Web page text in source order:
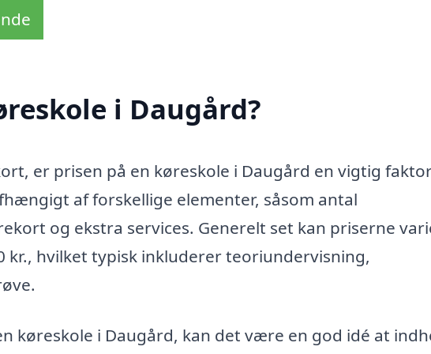
i Daugård?
er prisen på en køreskole i Daugård en vigtig
af forskellige elementer, såsom antal
og ekstra services. Generelt set kan priserne
kr., hvilket typisk inkluderer teoriundervisning,
køreskole i Daugård, kan det være en god idé at